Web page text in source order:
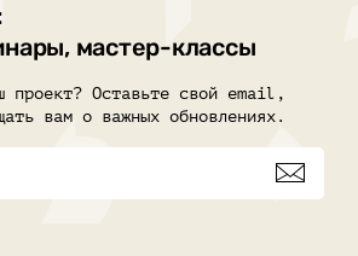
мастер-классы
проект? Оставьте свой email,
вам о важных обновлениях.